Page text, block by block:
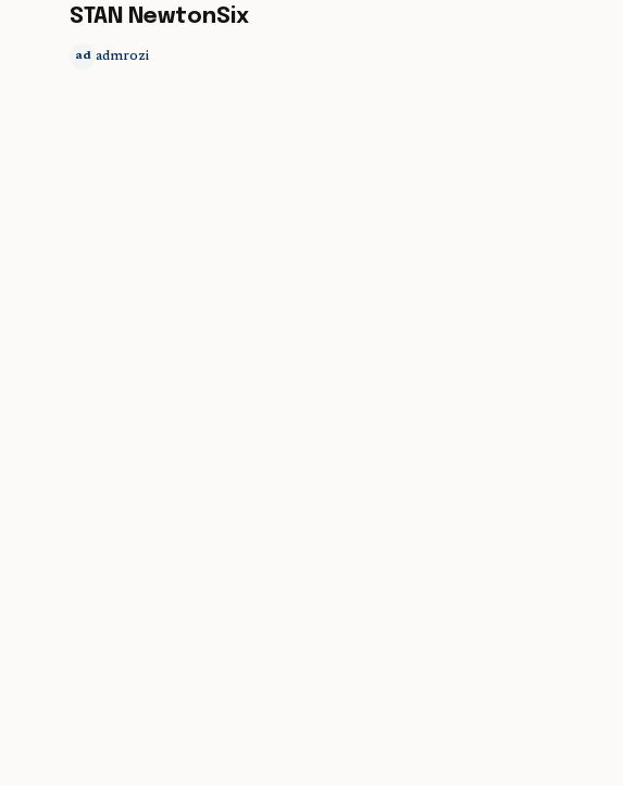
STAN NewtonSix
ad admrozi